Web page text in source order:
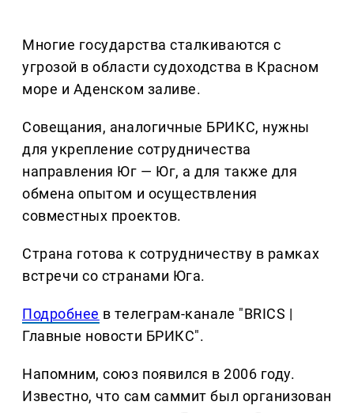
Многие государства сталкиваются с
угрозой в области судоходства в Красном
море и Аденском заливе.
Совещания, аналогичные БРИКС, нужны
для укрепление сотрудничества
направления Юг — Юг, а для также для
обмена опытом и осуществления
совместных проектов.
Страна готова к сотрудничеству в рамках
встречи со странами Юга.
Подробнее в телеграм-канале "BRICS |
Главные новости БРИКС".
Напомним, союз появился в 2006 году.
Известно, что сам саммит был организован